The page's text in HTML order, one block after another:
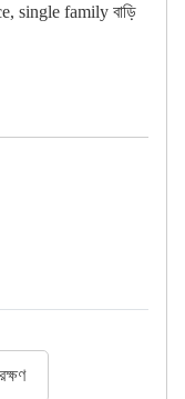
single family বাড়ি